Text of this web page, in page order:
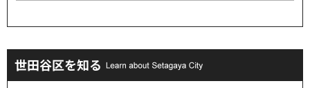
世田谷区を知る